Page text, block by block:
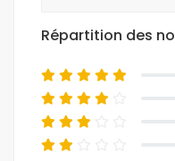
Répartition des